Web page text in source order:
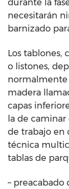
durante la
necesitarán
barnizado
Los tablones,
o listones,
normalmente
madera
capas
la de
de trabajo en
técnica
tablas de
– preacabado